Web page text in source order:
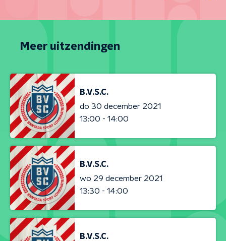
Meer uitzendingen
B.V.S.C.
do 30 december 2021
13:00 - 14:00
B.V.S.C.
wo 29 december 2021
13:30 - 14:00
B.V.S.C.